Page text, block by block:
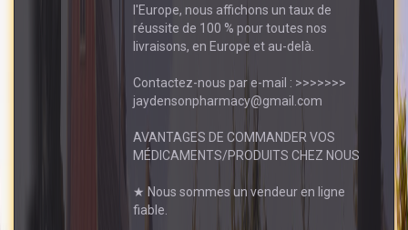
l'Europe, nous affichons un taux de
réussite de 100 % pour toutes nos
livraisons, en Europe et au-delà.
Contactez-nous par e-mail : >>>>>>>
jaydensonpharmacy@gmail.com
AVANTAGES DE COMMANDER VOS
MÉDICAMENTS/PRODUITS CHEZ NOUS
★ Nous sommes un vendeur en ligne
fiable.